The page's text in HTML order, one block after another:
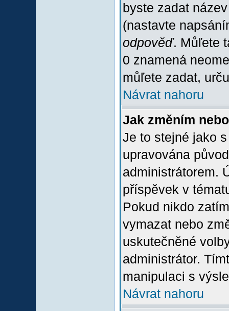
byste zadat
(nastavte
odpověď. Můľete
0 znamená
můľete zadat,
Návrat nahoru
Jak změním
Je to stejné jako
upravována
administrátorem.
příspěvek v
Pokud nikdo
vymazat nebo
uskutečněné
administrátor.
manipulaci s
Návrat nahoru